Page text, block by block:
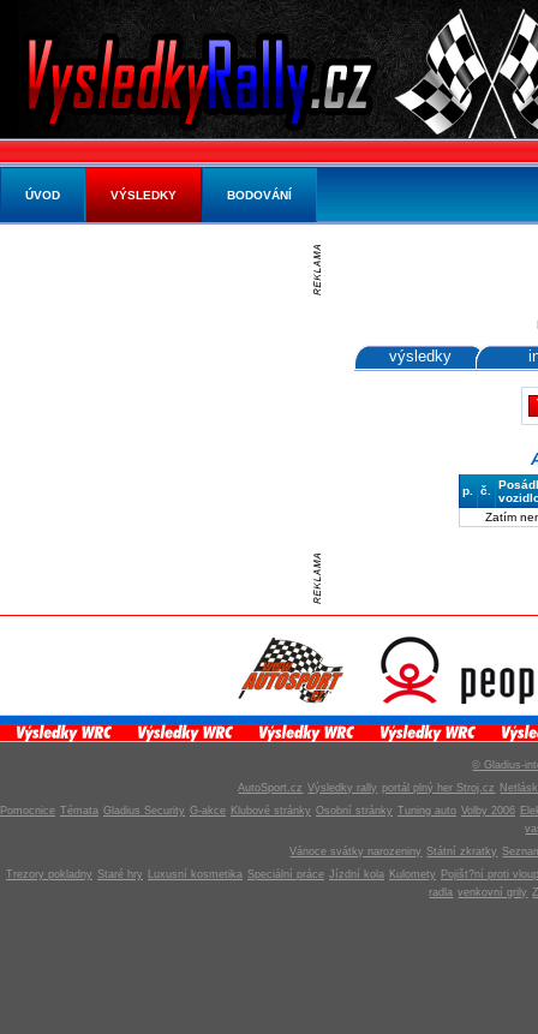
výsledky
p. č.
Zatím
© Gladius-
AutoSport.cz Výsledky rally portál plný her Stroj.cz
Pomocnice Témata Gladius Security G-akce Klubové stránky Osobní stránky Tuning auto Volby 2006
Vánoce svátky narozeniny Státní zkratky
Trezory pokladny Staré hry Luxusní kosmetika Speciální práce Jízdní kola Kulomety
Pojišt?ní proti
radla venkovní grily
ÚVOD VÝSLEDKY BODOVÁNÍ